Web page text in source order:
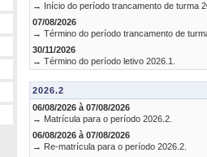
→ Início do período trancamento de turma
07/08/2026
→ Término do período trancamento de
30/11/2026
→ Término do período letivo 2026.1.
2026.2
06/08/2026 à 07/08/2026
→ Matrícula para o período 2026.2.
06/08/2026 à 07/08/2026
→ Re-matrícula para o período 2026.2.